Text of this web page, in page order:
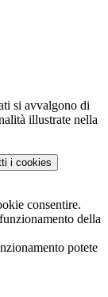
si avvalgono di
illustrate nella
i cookies
consentire.
della
potete